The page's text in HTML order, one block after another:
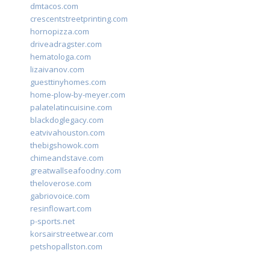
dmtacos.com
crescentstreetprinting.com
hornopizza.com
driveadragster.com
hematologa.com
lizaivanov.com
guesttinyhomes.com
home-plow-by-meyer.com
palatelatincuisine.com
blackdoglegacy.com
eatvivahouston.com
thebigshowok.com
chimeandstave.com
greatwallseafoodny.com
theloverose.com
gabriovoice.com
resinflowart.com
p-sports.net
korsairstreetwear.com
petshopallston.com